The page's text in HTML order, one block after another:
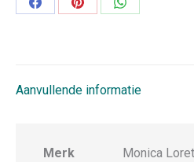
Deel
Deel
Deel
Aanvullende informatie
Merk
Monica